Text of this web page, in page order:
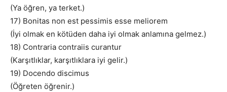
(Ya öğren, ya terket.)
17) Bonitas non est pessimis esse meliorem
(İyi olmak en kötüden daha iyi olmak anlamına gelmez.)
18) Contraria contraiis curantur
(Karşıtlıklar, karşıtlıklara iyi gelir.)
19) Docendo discimus
(Öğreten öğrenir.)